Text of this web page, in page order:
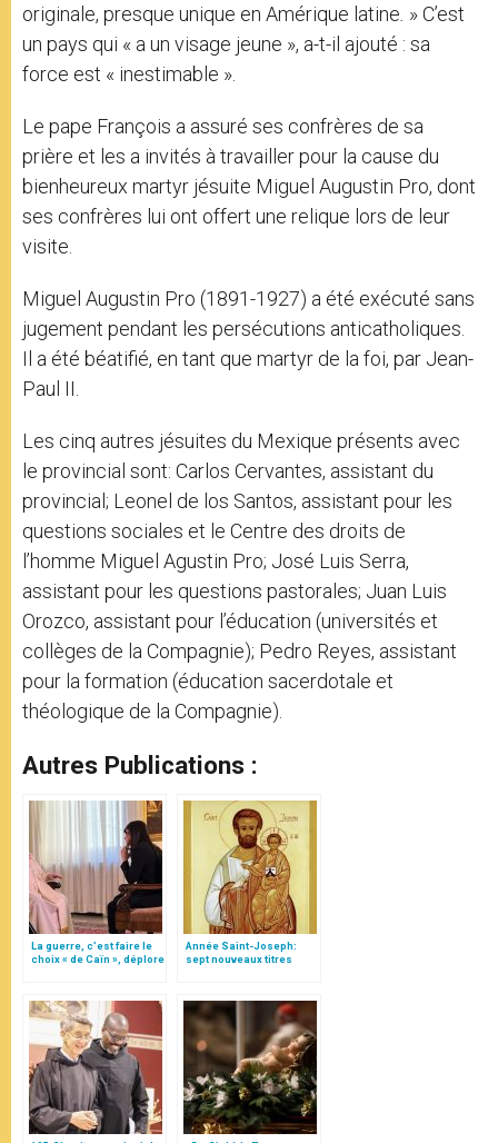
originale, presque unique en Amérique latine » C’est
un pays qui « a un visage jeune », a-t-il ajouté : sa
force est « inestimable ».
Le pape François a assuré ses confrères de sa
prière et les a invités à travailler pour la cause du
bienheureux martyr jésuite Miguel Augustin Pro, dont
ses confrères lui ont offert une relique lors de leur
visite.
Miguel Augustin Pro (1891-1927) a été exécuté sans
jugement pendant les persécutions anticatholiques.
Il a été béatifié, en tant que martyr de la foi, par Jean-
Paul II.
Les cinq autres jésuites du Mexique présents avec
le provincial sont: Carlos Cervantes, assistant du
provincial; Leonel de los Santos, assistant pour les
questions sociales et le Centre des droits de
l’homme Miguel Agustin Pro; José Luis Serra,
assistant pour les questions pastorales; Juan Luis
Orozco, assistant pour l’éducation (universités et
collèges de la Compagnie); Pedro Reyes, assistant
pour la formation (éducation sacerdotale et
théologique de la Compagnie).
Autres Publications :
La guerre, c’est faire le
choix « de Caïn », déplore
Année Saint-Joseph:
sept nouveaux titres